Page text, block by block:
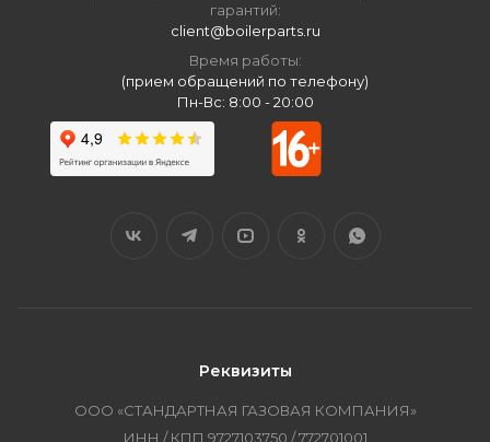
гарантий:
client@boilerparts.ru
Время работы:
(прием обращений по телефону)
Пн-Вс: 8:00 - 20:00
Реквизиты
ООО «СТАНДАРТНАЯ ГАЗОВАЯ КОМПАНИЯ»
ИНН / КПП 9727103750 / 772701001